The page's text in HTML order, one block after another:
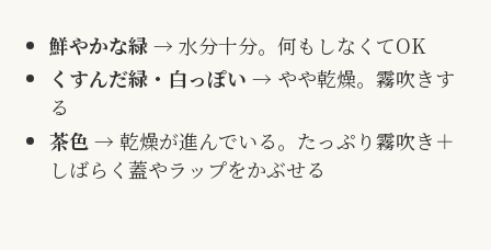
鮮やかな緑→ 水分十分。何もしなくてOK
くすんだ緑・白っぽい → やや乾燥。霧吹きす
る
茶色 → 乾燥が進んでいる。たっぷり霧吹き＋
しばらく蓋やラップをかぶせる